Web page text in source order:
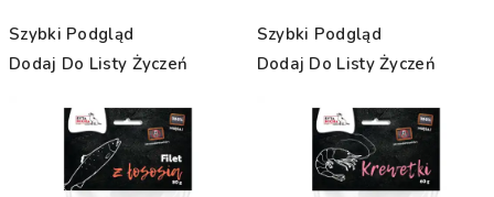
Szybki Podgląd
Dodaj Do Listy Życzeń
Szybki Podgląd
Dodaj Do Listy Życzeń